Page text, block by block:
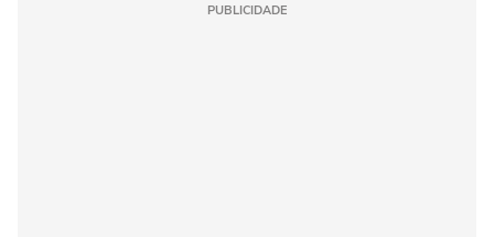
PUBLICIDADE